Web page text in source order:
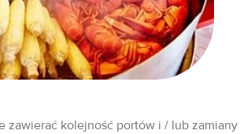
zawierać kolejność portów i / lub